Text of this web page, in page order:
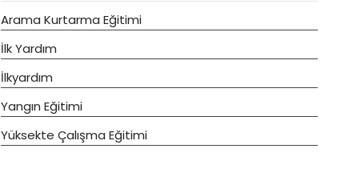
Arama Kurtarma Eğitimi
İlk Yardım
İlkyardım
Yangın Eğitimi
Yüksekte Çalışma Eğitimi